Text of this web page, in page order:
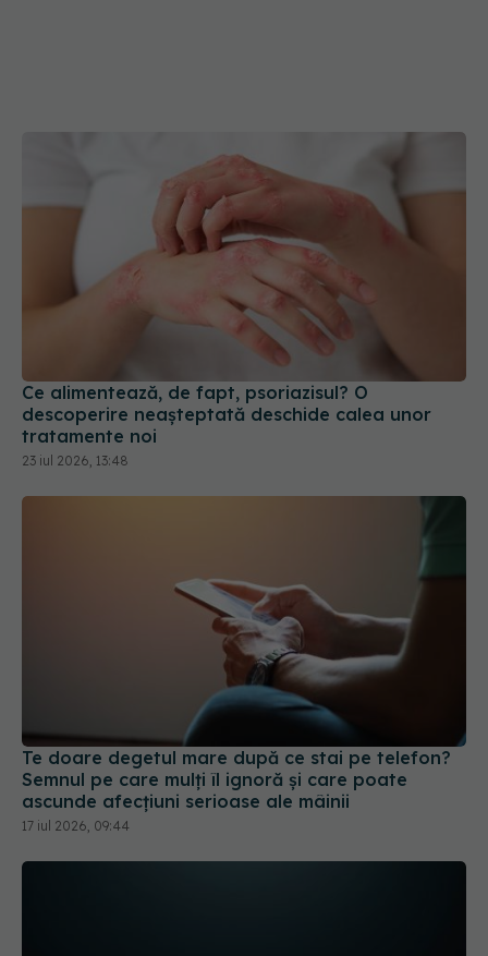
Ce alimentează, de fapt, psoriazisul? O
descoperire neașteptată deschide calea unor
Te doare degetul mare după ce stai pe telefon?
Semnul pe care mulți îl ignoră și care poate
ascunde afecțiuni serioase ale mâinii